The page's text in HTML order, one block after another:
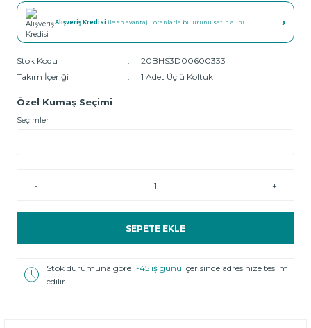
Alışveriş Kredisi ile en avantajlı oranlarla bu ürünü satın alın! ›
Stok Kodu
20BHS3D00600333
Takım İçeriği
1 Adet Üçlü Koltuk
Özel Kumaş Seçimi
Seçimler
- +
SEPETE EKLE
Stok durumuna göre1-45 iş günü içerisinde adresinize teslim
edilir